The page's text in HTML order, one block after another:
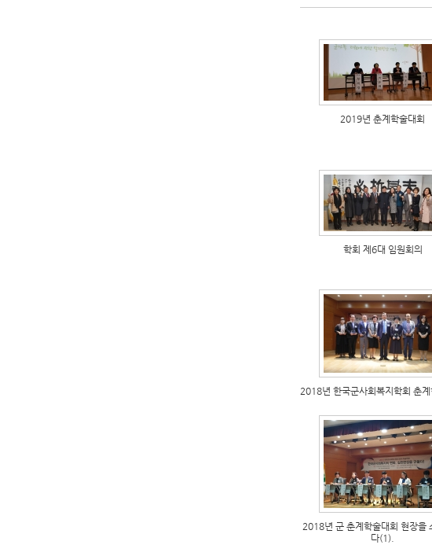
2019년 춘계학술대회
학회 제6대 임원회의
2018년 한국군사회복지학회 춘계
2018년 군 춘계학술대회 현장을
다(1).